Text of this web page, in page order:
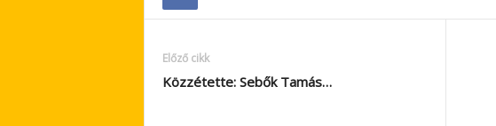
Előző cikk
Közzétette: Sebők Tamás…